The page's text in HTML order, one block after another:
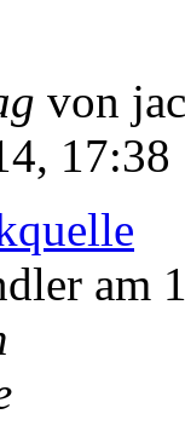
von
17:38
am